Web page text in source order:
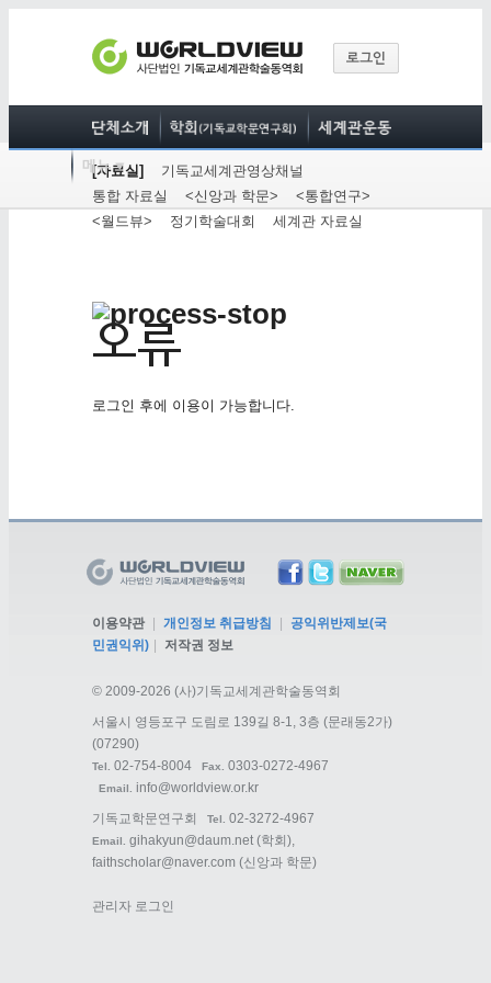
[자료실]
기독교세계관영상채널
통합 자료실
<신앙과 학문>
<통합연구>
<월드뷰>
정기학술대회 세계관 자료실
로그인 후에 이용이 가능합니다.
이용약관 개인정보 취급방침
공익위반제보(국
민권익위)
저작권 정보
© 2009-2026 (사)기독교세계관학술동역회
서울시 영등포구 도림로 139길 8-1, 3층 (문래동2가)
(07290)
Tel. 02-754-8004 Fax. 0303-0272-4967
Email.
info@worldview.or.kr
기독교학문연구회
Tel. 02-3272-4967
Email. gihakyun@daum.net (학회),
faithscholar@naver.com (신앙과 학문)
관리자 로그인